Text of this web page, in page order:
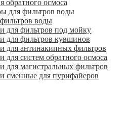
обратного осмоса
для фильтров воды
воды
для фильтров под мойку
для фильтров кувшинов
для антинакипных фильтров
для систем обратного осмоса
для магистральных фильтров
сменные для пурифайеров